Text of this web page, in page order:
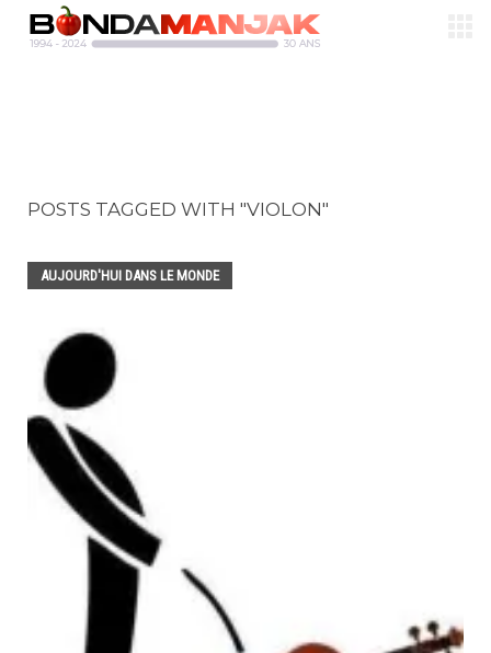
POSTS TAGGED WITH "VIOLON"
AUJOURD'HUI DANS LE MONDE